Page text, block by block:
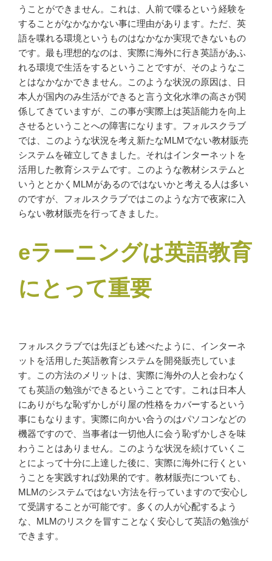
うことができません。これは、人前で喋るという経験を
することがなかなかない事に理由があります。ただ、英
語を喋れる環境というものはなかなか実現できないもの
です。最も理想的なのは、実際に海外に行き英語があふ
れる環境で生活をするということですが、そのようなこ
とはなかなかできません。
このような状況の原因は、日
本人が国内のみ生活ができると言う文化水準の高さが関
係してきていますが、この事が実際上は英語能力を向上
させるということへの障害になります。フォルスクラブ
では、このような状況を考え新たなMLMでない教材販売
システムを確立してきました。それはインターネットを
活用した教育システムです。このような教材システムと
いうととかくMLMがあるのではないかと考える人は多い
のですが、フォルスクラブではこのような方で夜家に入
らない教材販売を行ってきました。
eラーニングは英語教育
にとって重要
フォルスクラブでは先ほども述べたように、インターネ
ットを活用した英語教育システムを開発販売していま
す。この方法のメリットは、実際に海外の人と会わなく
ても英語の勉強ができるということです。これは日本人
にありがちな恥ずかしがり屋の性格をカバーするという
事にもなります。実際に向かい合うのはパソコンなどの
機器ですので、当事者は一切他人に会う恥ずかしさを味
わうことはありません。このような状況を続けていくこ
とによって十分に上達した後に、実際に海外に行くとい
うことを実践すれば効果的です。教材販売についても、
MLMのシステムではない方法を行っていますので安心し
て受講することが可能です。多くの人が心配するよう
な、MLMのリスクを冒すことなく安心して英語の勉強が
できます。